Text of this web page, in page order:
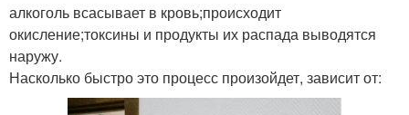
алкоголь всасывает в кровь;происходит
окисление;токсины и продукты их распада выводятся
наружу.
Насколько быстро это процесс произойдет, зависит от: